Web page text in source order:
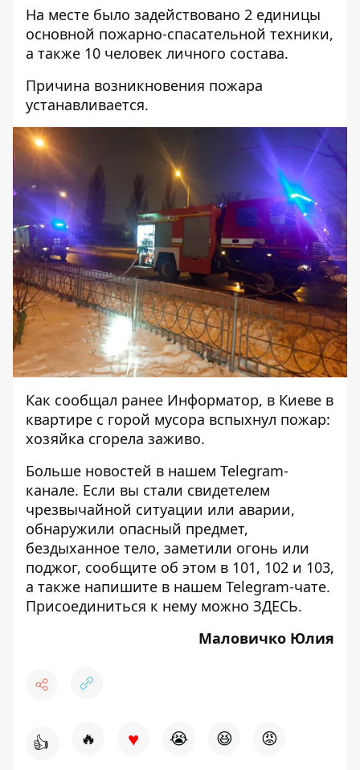
На месте было задействовано 2 единицы
основной пожарно-спасательной техники,
а также 10 человек личного состава.
Причина возникновения пожара
устанавливается.
Как сообщал ранее Информатор, в Киеве в
квартире с горой мусора вспыхнул пожар:
хозяйка сгорела заживо.
Больше новостей в нашем Telegram-
канале. Если вы стали свидетелем
чрезвычайной ситуации или аварии,
обнаружили опасный предмет,
бездыханное тело, заметили огонь или
поджог, сообщите об этом в 101, 102 и 103,
а также напишите в нашем Telegram-чате.
Присоединиться к нему можно ЗДЕСЬ.
Маловичко Юлия
👍 🔥 ♥ 😭 😆 😡